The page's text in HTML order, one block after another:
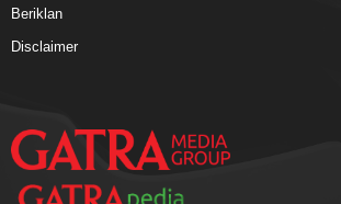
Beriklan
Disclaimer